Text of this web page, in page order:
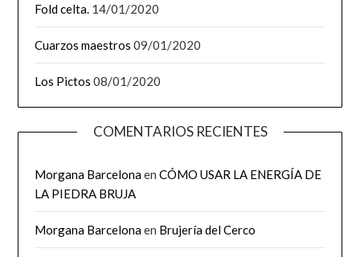
Fold celta. 14/01/2020
Cuarzos maestros 09/01/2020
Los Pictos 08/01/2020
COMENTARIOS RECIENTES
Morgana BarcelonaenCÓMO USAR LA ENERGÍA DE
LA PIEDRA BRUJA
Morgana Barcelonaen Brujería del Cerco